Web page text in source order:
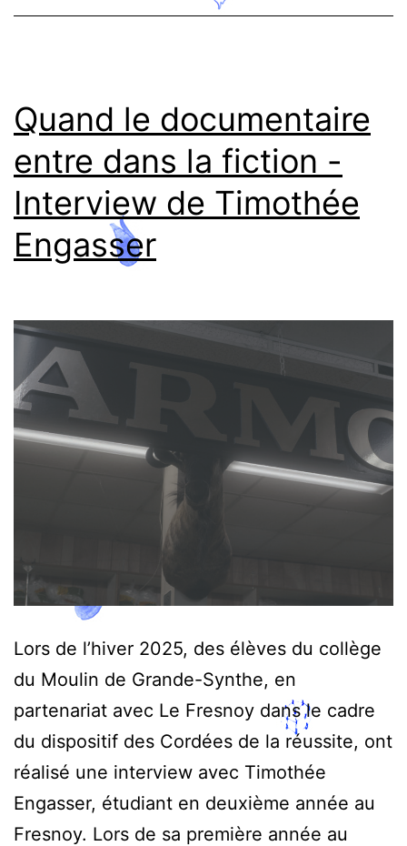
Schieb
Quand le documentaire
entre dans la fiction -
Interview de Timothée
Engasser
Lors de l’hiver 2025, des élèves du collège
du Moulin de Grande-Synthe, en
partenariat avec Le Fresnoy dans le cadre
du dispositif des Cordées de la réussite, ont
réalisé une interview avec Timothée
Engasser, étudiant en deuxième année au
Fresnoy. Lors de sa première année au